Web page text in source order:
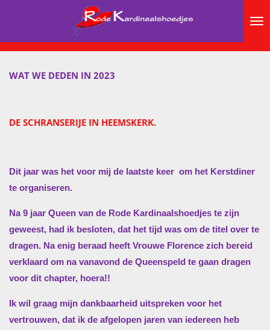
hoofdinhoud
WAT WE DEDEN IN 2023
DE SCHRANSERIJE IN HEEMSKERK.
Dit jaar was het voor mij de laatste keer om het Kerstdiner
te organiseren.
Na 9 jaar Queen van de Rode Kardinaalshoedjes te zijn
geweest, had ik besloten, dat het tijd was om de titel over te
dragen. Na enig beraad heeft Vrouwe Florence zich bereid
verklaard om na vanavond de Queenspeld te gaan dragen
voor dit chapter, hoera!!
Ik wil graag mijn dankbaarheid uitspreken voor het
vertrouwen, dat ik de afgelopen jaren van iedereen heb